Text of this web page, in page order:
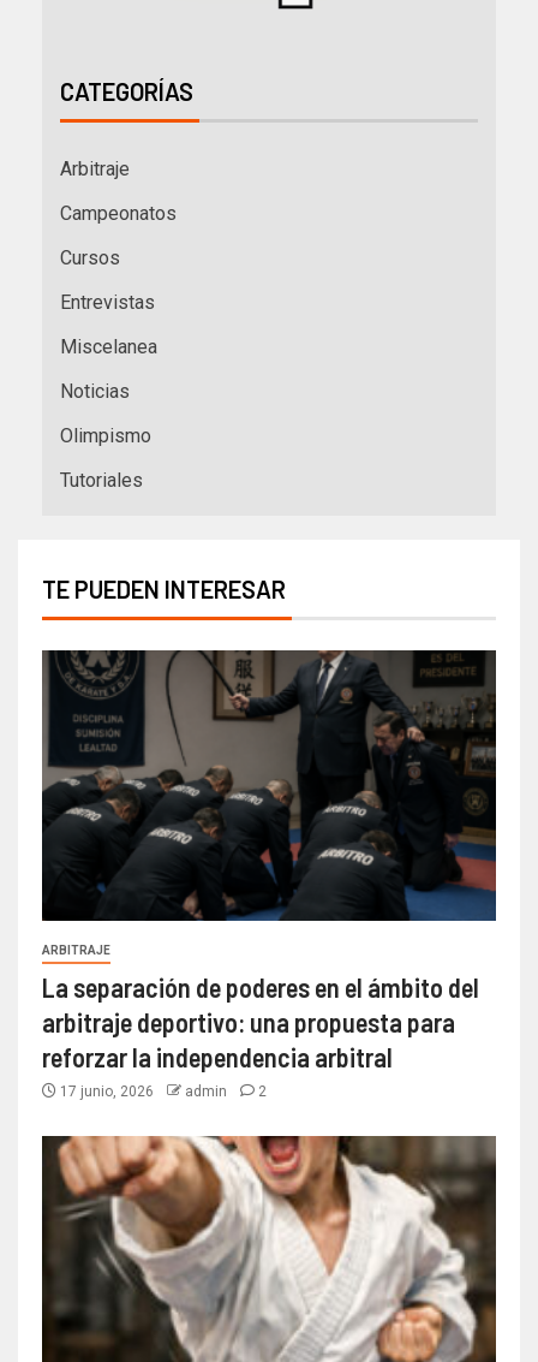
CATEGORÍAS
Arbitraje
Campeonatos
Cursos
Entrevistas
Miscelanea
Noticias
Olimpismo
Tutoriales
TE PUEDEN INTERESAR
ARBITRAJE
La separación de poderes en el ámbito del
arbitraje deportivo: una propuesta para
reforzar la independencia arbitral
17 junio, 2026 admin 2